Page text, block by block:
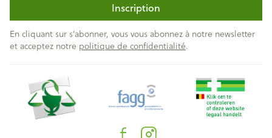
Inscription
En cliquant sur s'abonner, vous vous abonnez à notre newsletter
et acceptez notre politique de confidentialité.